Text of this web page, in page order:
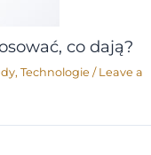
co dają?
, Technologie / Leave a